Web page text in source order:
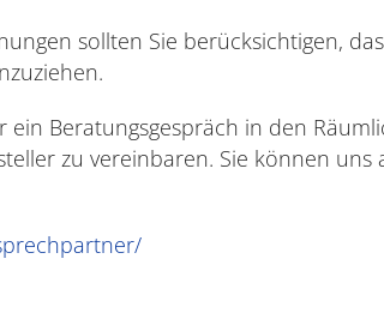
sollten Sie berücksichtigen,
ein Beratungsgespräch in den
zu vereinbaren. Sie können